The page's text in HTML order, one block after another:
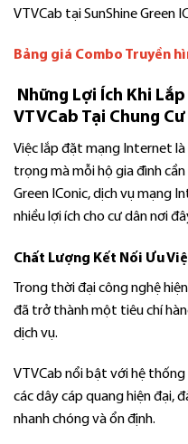
VTVCab tại SunShine Green
Bảng giá Combo Truyền
Những Lợi Ích Khi
VTVCab Tại Chung Cư
Việc lắp đặt mạng Internet
trọng mà mỗi hộ gia đình cần
Green IConic, dịch vụ mạng
nhiều lợi ích cho cư dân nơi
Chất Lượng Kết Nối Ưu
Trong thời đại công nghệ
đã trở thành một tiêu chí
dịch vụ.
VTVCab nổi bật với hệ
các dây cáp quang hiện đại,
nhanh chóng và ổn định.